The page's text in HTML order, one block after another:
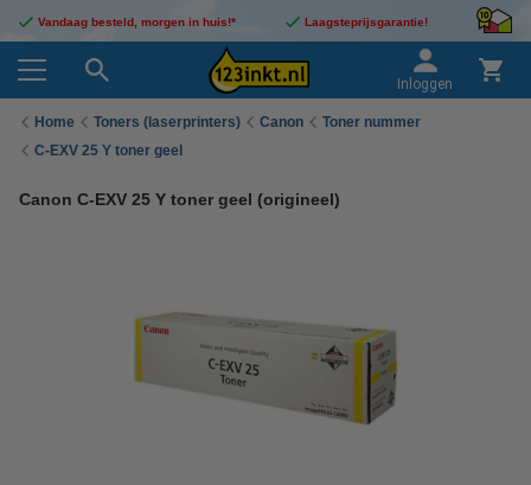
Vandaag besteld, morgen in huis!* Laagsteprijsgarantie!
Inloggen
Home Toners (laserprinters) Canon
Toner nummer
C-EXV 25 Y toner geel
Canon C-EXV 25 Y toner geel (origineel)